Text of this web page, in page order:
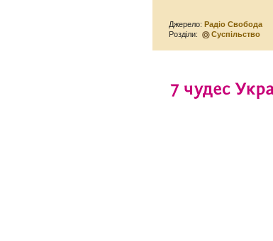
Джерело: Радіо Свобода
Розділи:
Суспільство